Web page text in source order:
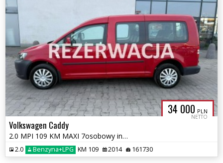
34 000 PLN
NETTO
Volkswagen Caddy
2.0 MPI 109 KM MAXI 7osobowy instalacja LPG Nowa Zarejestrowany
2.0 Benzyna+LPG KM 109 2014 161730